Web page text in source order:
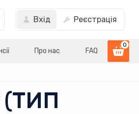
Вхід Реєстрація
Про нас FAQ
0
(ТИП